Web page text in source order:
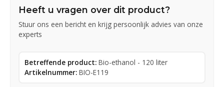
Heeft u vragen over dit product?
Stuur ons een bericht en krijg persoonlijk advies van onze
experts
Betreffende product: Bio-ethanol - 120 liter
Artikelnummer: BIO-E119